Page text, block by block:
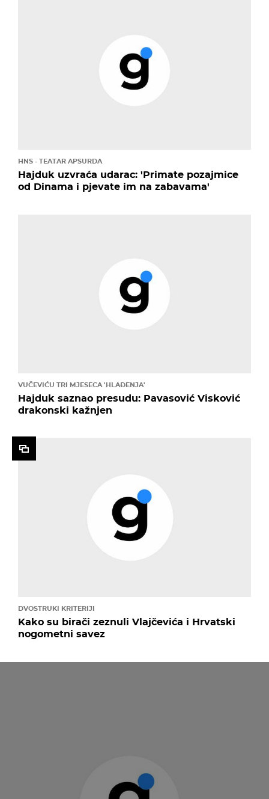
HNS - TEATAR APSURDA
Hajduk uzvraća udarac: 'Primate pozajmice
od Dinama i pjevate im na zabavama'
VUČEVIĆU TRI MJESECA 'HLAĐENJA'
Hajduk saznao presudu: Pavasović Visković
drakonski kažnjen
DVOSTRUKI KRITERIJI
Kako su birači zeznuli Vlajčevića i Hrvatski
nogometni savez